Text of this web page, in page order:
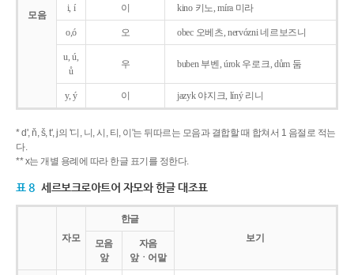
모음
i, í 이 kino 키노, míra 미라
o,ó 오 obec 오베츠, nervózni 네르보즈니
u, ú,
ů
우 buben 부벤, úrok 우로크, dům 둠
y, ý 이 jazyk야지크, líný 리니
* d', ň, š, t', j의 '디, 니, 시, 티, 이'는 뒤따르는 모음과 결합할 때 합쳐서 1 음절로 적는
다.
** x는 개별 용례에 따라 한글 표기를 정한다.
표 8 세르보크로아트어 자모와 한글 대조표
자모
한글
보기
모음
앞
자음
앞ㆍ어말